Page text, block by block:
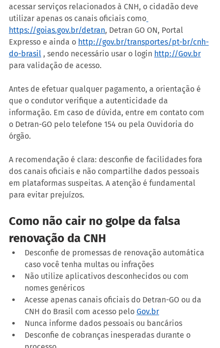
acessar serviços relacionados à CNH, o cidadão deve
utilizar apenas os canais oficiais como
https://goias.gov.br/detran, Detran GO ON, Portal
Expresso e ainda o http://gov.br/transportes/pt-br/cnh-
do-brasil , sendo necessário usar o login http://Gov.br
para validação de acesso.
Antes de efetuar qualquer pagamento, a orientação é
que o condutor verifique a autenticidade da
informação. Em caso de dúvida, entre em contato com
o Detran-GO pelo telefone 154 ou pela Ouvidoria do
órgão.
A recomendação é clara: desconfie de facilidades fora
dos canais oficiais e não compartilhe dados pessoais
em plataformas suspeitas. A atenção é fundamental
para evitar prejuízos.
Como não cair no golpe da falsa
renovação da CNH
Desconfie de promessas de renovação automática
caso você tenha multas ou infrações
Não utilize aplicativos desconhecidos ou com
nomes genéricos
Acesse apenas canais oficiais do Detran-GO ou da
CNH do Brasil com acesso pelo Gov.br
Nunca informe dados pessoais ou bancários
Desconfie de cobranças inesperadas durante o